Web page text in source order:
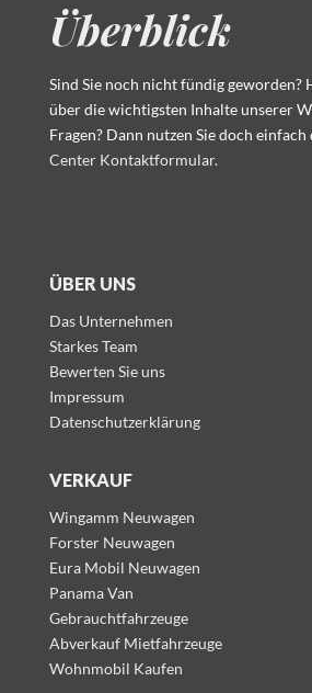
Überblick
Sind Sie noch nicht fündig geworden?
über die wichtigsten Inhalte unserer
Fragen? Dann nutzen Sie doch einfach
Center Kontaktformular.
ÜBER UNS
Das Unternehmen
Starkes Team
Bewerten Sie uns
Impressum
Datenschutzerklärung
VERKAUF
Wingamm Neuwagen
Forster Neuwagen
Eura Mobil Neuwagen
Panama Van
Gebrauchtfahrzeuge
Abverkauf Mietfahrzeuge
Wohnmobil Kaufen